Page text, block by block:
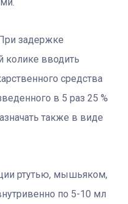
При задержке
колике вводить
средства
в 5 раз 25 %
также в виде
ртутью, мышьяком,
по 5-10 мл